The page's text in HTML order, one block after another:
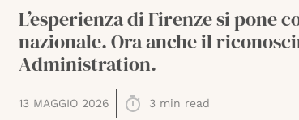
L’esperienza di Firenze si
nazionale. Ora anche il
Administration.
13 MAGGIO 2026 3 min read